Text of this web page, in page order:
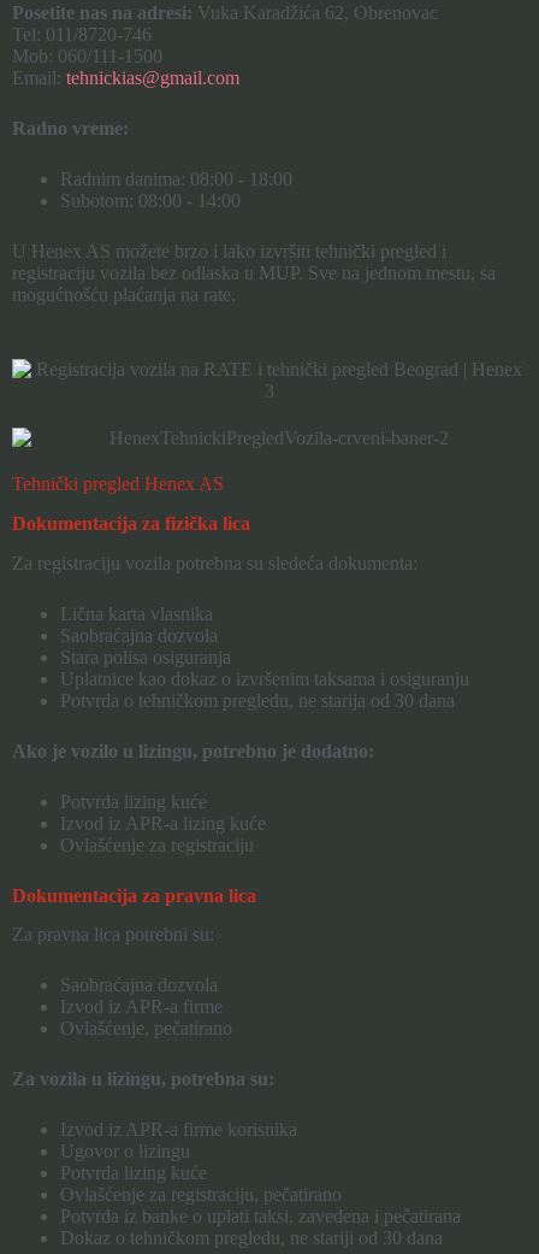
Posetite nas na adresi: Vuka Karadžića 62, Obrenovac
Tel: 011/8720-746
Mob: 060/111-1500
Email: tehnickias@gmail.com
Radno vreme:
Radnim danima: 08:00 - 18:00
Subotom: 08:00 - 14:00
U Henex AS možete brzo i lako izvršiti tehnički pregled i
registraciju vozila bez odlaska u MUP. Sve na jednom mestu, sa
mogućnošću plaćanja na rate.
Tehnički pregled Henex AS
Dokumentacija za fizička lica
Za registraciju vozila potrebna su sledeća dokumenta:
Lična karta vlasnika
Saobraćajna dozvola
Stara polisa osiguranja
Uplatnice kao dokaz o izvršenim taksama i osiguranju
Potvrda o tehničkom pregledu, ne starija od 30 dana
Ako je vozilo u lizingu, potrebno je dodatno:
Potvrda lizing kuće
Izvod iz APR-a lizing kuće
Ovlašćenje za registraciju
Dokumentacija za pravna lica
Za pravna lica potrebni su:
Saobraćajna dozvola
Izvod iz APR-a firme
Ovlašćenje, pečatirano
Za vozila u lizingu, potrebna su:
Izvod iz APR-a firme korisnika
Ugovor o lizingu
Potvrda lizing kuće
Ovlašćenje za registraciju, pečatirano
Potvrda iz banke o uplati taksi, zavedena i pečatirana
Dokaz o tehničkom pregledu, ne stariji od 30 dana